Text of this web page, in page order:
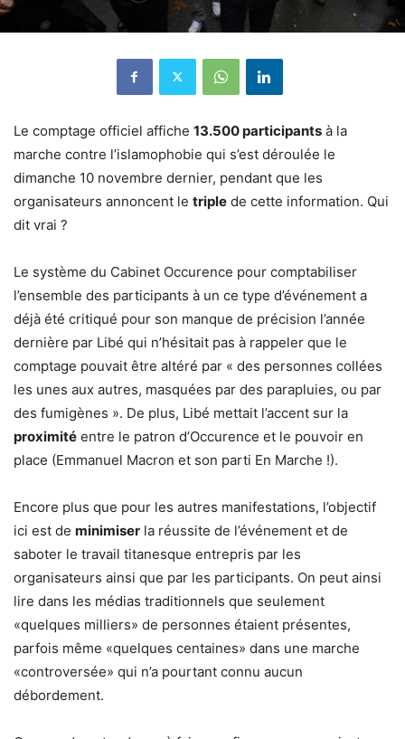
Le comptage officiel affiche 13.500 participants à la
marche contre l’islamophobie qui s’est déroulée le
dimanche 10 novembre dernier, pendant que les
organisateurs annoncent le triple de cette information. Qui
dit vrai ?
Le système du Cabinet Occurence pour comptabiliser
l’ensemble des participants à un ce type d’événement a
déjà été critiqué pour son manque de précision l’année
dernière par Libé qui n’hésitait pas à rappeler que le
comptage pouvait être altéré par « des personnes collées
les unes aux autres, masquées par des parapluies, ou par
des fumigènes ». De plus, Libé mettait l’accent sur la
proximité entre le patron d’Occurence et le pouvoir en
place (Emmanuel Macron et son parti En Marche !).
Encore plus que pour les autres manifestations, l’objectif
ici est de minimiser la réussite de l’événement et de
saboter le travail titanesque entrepris par les
organisateurs ainsi que par les participants. On peut ainsi
lire dans les médias traditionnels que seulement
«quelques milliers» de personnes étaient présentes,
parfois même «quelques centaines» dans une marche
«controversée» qui n’a pourtant connu aucun
débordement.